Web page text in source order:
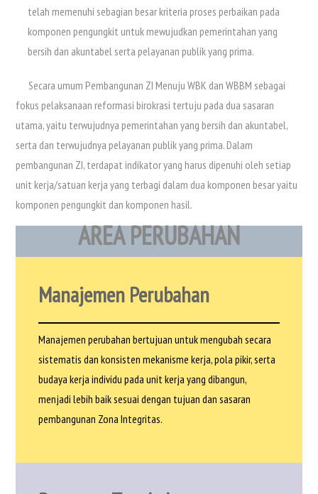
telah memenuhi sebagian besar kriteria proses perbaikan pada
komponen pengungkit untuk mewujudkan pemerintahan yang
bersih dan akuntabel serta pelayanan publik yang prima.
Secara umum Pembangunan ZI Menuju WBK dan WBBM sebagai
fokus pelaksanaan reformasi birokrasi tertuju pada dua sasaran
utama, yaitu terwujudnya pemerintahan yang bersih dan akuntabel,
serta dan terwujudnya pelayanan publik yang prima. Dalam
pembangunan ZI, terdapat indikator yang harus dipenuhi oleh setiap
unit kerja/satuan kerja yang terbagi dalam dua komponen besar yaitu
komponen pengungkit dan komponen hasil.
AREA PERUBAHAN
Manajemen Perubahan
Manajemen perubahan bertujuan untuk mengubah secara
sistematis dan konsisten mekanisme kerja, pola pikir, serta
budaya kerja individu pada unit kerja yang dibangun,
menjadi lebih baik sesuai dengan tujuan dan sasaran
pembangunan Zona Integritas.